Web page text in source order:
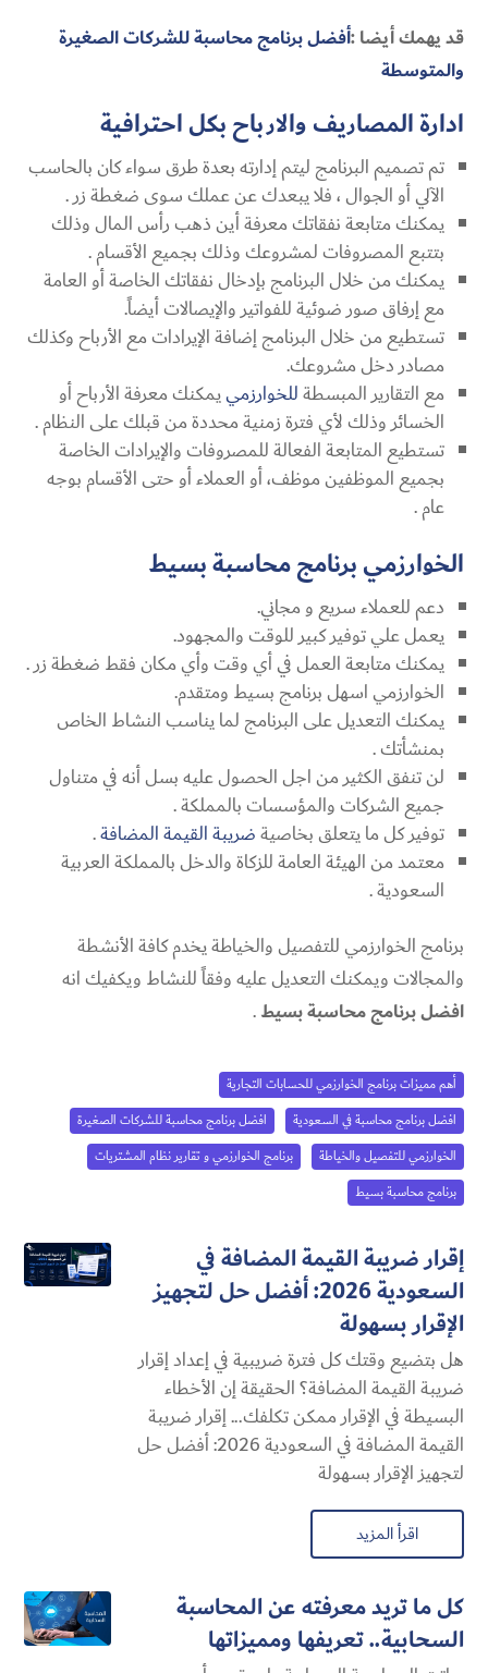
قد يهمك أيضا :أفضل برنامج محاسبة للشركات الصغيرة
والمتوسطة
ادارة المصاريف والارباح بكل احترافية
تم تصميم البرنامج ليتم إدارته بعدة طرق سواء كان بالحاسب
الآلي أو الجوال ، فلا يبعدك عن عملك سوى ضغطة زر .
يمكنك متابعة نفقاتك معرفة أين ذهب رأس المال وذلك
بتتبع المصروفات لمشروعك وذلك بجميع الأقسام .
يمكنك من خلال البرنامج بإدخال نفقاتك الخاصة أو العامة
مع إرفاق صور ضوئية للفواتير والإيصالات أيضاً.
تستطيع من خلال البرنامج إضافة الإيرادات مع الأرباح وكذلك
مصادر دخل مشروعك.
مع التقارير المبسطةللخوارزمييمكنك معرفة الأرباح أو
الخسائر وذلك لأي فترة زمنية محددة من قبلك على النظام .
تستطيع المتابعة الفعالة للمصروفات والإيرادات الخاصة
بجميع الموظفين موظف، أو العملاء أو حتى الأقسام بوجه
عام .
الخوارزمي برنامج محاسبة بسيط
دعم للعملاء سريع و مجاني.
يعمل علي توفير كبير للوقت والمجهود.
يمكنك متابعة العمل في أي وقت وأي مكان فقط ضغطة زر .
الخوارزمي اسهل برنامج بسيط ومتقدم.
يمكنك التعديل على البرنامج لما يناسب النشاط الخاص
بمنشأتك .
لن تنفق الكثير من اجل الحصول عليه بسل أنه في متناول
جميع الشركات والمؤسسات بالمملكة .
توفير كل ما يتعلق بخاصيةضريبة القيمة المضافة.
معتمد من الهيئة العامة للزكاة والدخل بالمملكة العربية
السعودية .
برنامج الخوارزمي للتفصيل والخياطة يخدم كافة الأنشطة
والمجالات ويمكنك التعديل عليه وفقاً للنشاط ويكفيك انه
افضل برنامج محاسبة بسيط.
أهم مميزات برنامج الخوارزمي للحسابات التجارية
افضل برنامج محاسبة في السعودية
افضل برنامج محاسبة للشركات الصغيرة
الخوارزمي للتفصيل والخياطة
برنامج الخوارزمي و تقارير نظام المشتريات
برنامج محاسبة بسيط
إقرار ضريبة القيمة المضافة في
السعودية 2026: أفضل حل لتجهيز
الإقرار بسهولة
هل بتضيع وقتك كل فترة ضريبية في إعداد إقرار
ضريبة القيمة المضافة؟ الحقيقة إن الأخطاء
البسيطة في الإقرار ممكن تكلفك... إقرار ضريبة
القيمة المضافة في السعودية 2026: أفضل حل
لتجهيز الإقرار بسهولة
اقرأ المزيد
كل ما تريد معرفته عن المحاسبة
السحابية​.. تعريفها ومميزاتها